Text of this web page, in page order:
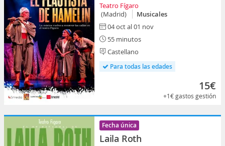
Teatro Fígaro
(Madrid)
Musicales
04 oct al 01 nov
55 minutos
Castellano
Para todas las edades
15€
+1€gastos gestión
Fecha única
Laila Roth